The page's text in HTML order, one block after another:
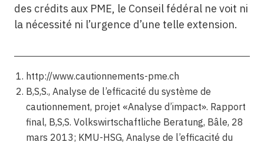
des crédits aux PME, le Conseil fédéral ne voit ni
la nécessité ni l’urgence d’une telle extension.
http://www.cautionnements-pme.ch
B,S,S., Analyse de l’efficacité du système de
cautionnement, projet «Analyse d’impact». Rapport
final, B,S,S. Volkswirtschaftliche Beratung, Bâle, 28
mars 2013; KMU-HSG, Analyse de l’efficacité du